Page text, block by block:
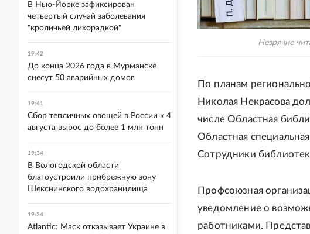
Незрячие
По планам
Николая Некрасова
числе Областная
Областная
Сотрудники
Профсоюзная
уведомление о
работниками.
В Нью-Йорке зафиксирован
четвертый случай заболевания
"кроличьей лихорадкой"
19:42
До конца 2026 года в Мурманске
снесут 50 аварийных домов
19:41
Сбор тепличных овощей в России к 4
августа вырос до более 1 млн тонн
19:34
В Вологодской области
благоустроили прибрежную зону
Шекснинского водохранилища
19:34
Atlantic: Маск отказывает Украине в